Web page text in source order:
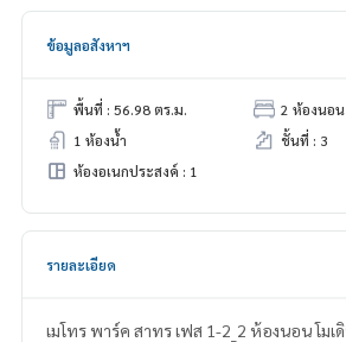
ข้อมูลอสังหาฯ
พื้นที่ : 56.98 ตร.ม.
2 ห้องนอน
1 ห้องน้ำ
ชั้นที่ : 3
ห้องอเนกประสงค์ : 1
รายละเอียด
เมโทร พาร์ค สาทร เฟส 1-2_2 ห้องนอน โมเดิร์น คลาสสิค น่าอยู่ม